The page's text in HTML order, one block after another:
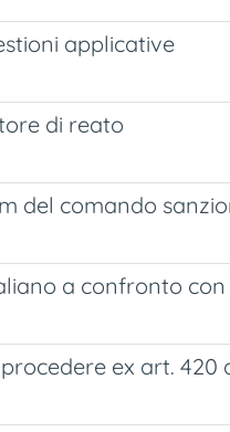
applicative
di reato
del comando
a confronto con
ex art. 420